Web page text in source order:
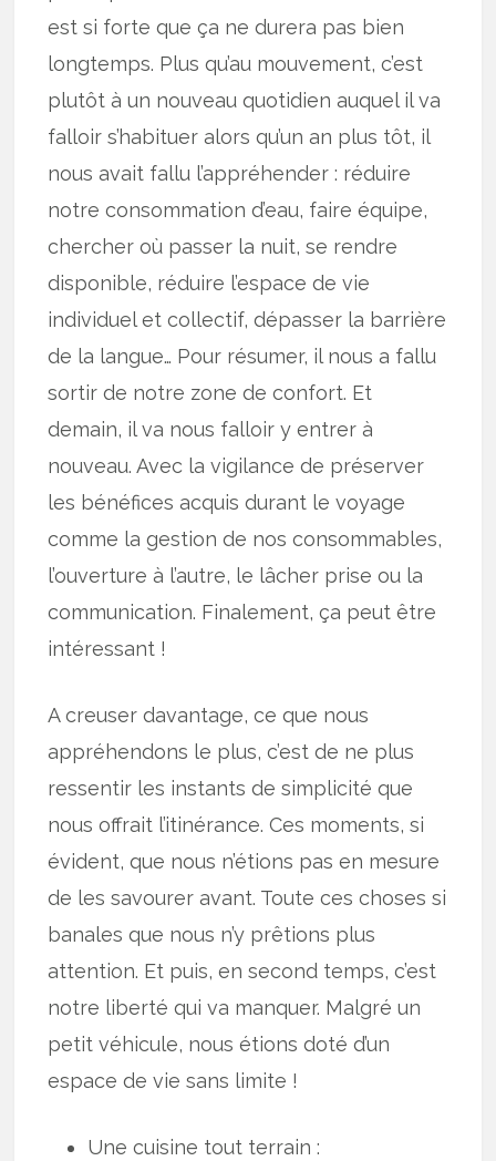
est si forte que ça ne durera pas bien
longtemps. Plus qu’au mouvement, c’est
plutôt à un nouveau quotidien auquel il va
falloir s’habituer alors qu’un an plus tôt, il
nous avait fallu l’appréhender : réduire
notre consommation d’eau, faire équipe,
chercher où passer la nuit, se rendre
disponible, réduire l’espace de vie
individuel et collectif, dépasser la barrière
de la langue… Pour résumer, il nous a fallu
sortir de notre zone de confort. Et
demain, il va nous falloir y entrer à
nouveau. Avec la vigilance de préserver
les bénéfices acquis durant le voyage
comme la gestion de nos consommables,
l’ouverture à l’autre, le lâcher prise ou la
communication. Finalement, ça peut être
intéressant !
A creuser davantage, ce que nous
appréhendons le plus, c’est de ne plus
ressentir les instants de simplicité que
nous offrait l’itinérance. Ces moments, si
évident, que nous n’étions pas en mesure
de les savourer avant. Toute ces choses si
banales que nous n’y prêtions plus
attention. Et puis, en second temps, c’est
notre liberté qui va manquer. Malgré un
petit véhicule, nous étions doté d’un
espace de vie sans limite !
Une cuisine tout terrain :